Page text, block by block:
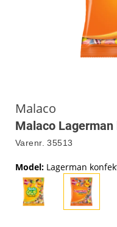
Malaco
Malaco
Varenr. 35513
Model: Lagerman